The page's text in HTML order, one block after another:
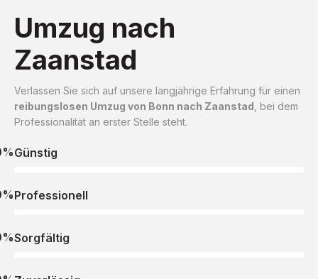
Umzug nach
Zaanstad
Verlassen Sie sich auf unsere langjährige Erfahrung für einen
reibungslosen Umzug von Bonn nach Zaanstad , bei dem
Professionalität an erster Stelle steht.
Günstig
Professionell
Sorgfältig